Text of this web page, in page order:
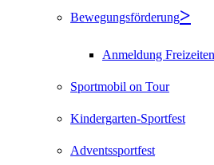
Bewegungsförderung
Anmeldung
Sportmobil on Tour
Kindergarten-Sportfest
Adventssportfest